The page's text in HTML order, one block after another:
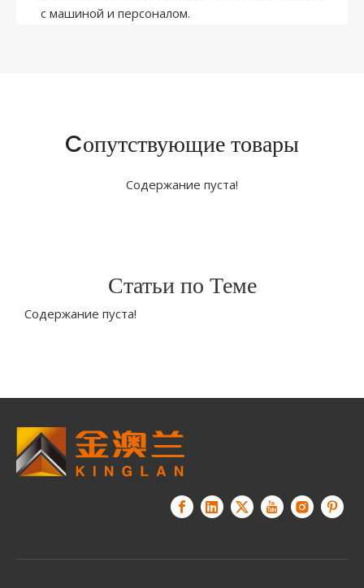
с машиной и персоналом.
Cопутствующие товары
Содержание пуста!
Статьи по Теме
Содержание пуста!